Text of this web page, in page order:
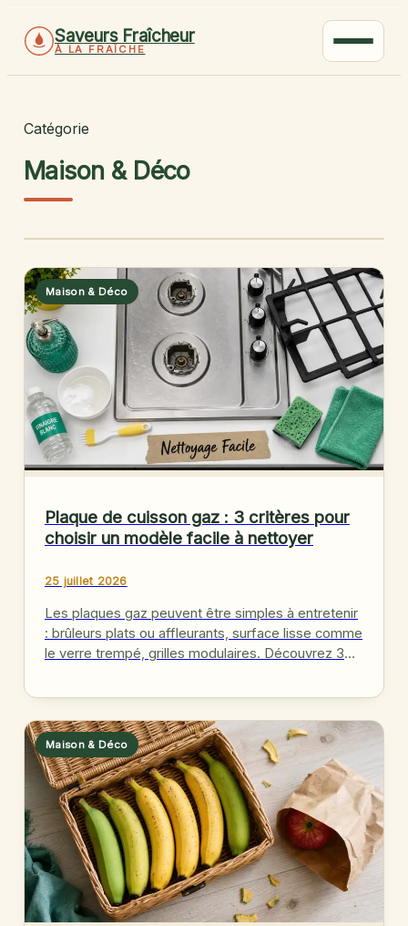
Saveurs Fraîcheur
À LA FRAÎCHE
Catégorie
Maison & Déco
Maison & Déco
Plaque de cuisson gaz : 3 critères pour
choisir un modèle facile à nettoyer
25 juillet 2026
Les plaques gaz peuvent être simples à entretenir
: brûleurs plats ou affleurants, surface lisse comme
le verre trempé, grilles modulaires. Découvrez 3
Maison & Déco